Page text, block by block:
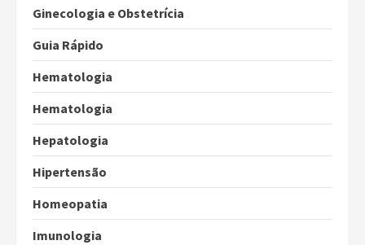
Ginecologia e Obstetrícia
Guia Rápido
Hematologia
Hematologia
Hepatologia
Hipertensão
Homeopatia
Imunologia